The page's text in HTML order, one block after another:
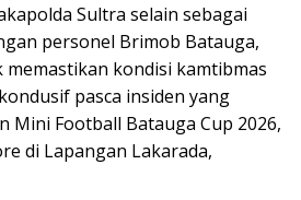
Sultra selain sebagai
personel Brimob Batauga,
kondisi kamtibmas
pasca insiden yang
Mini Football Batauga Cup 2026,
di Lapangan Lakarada,